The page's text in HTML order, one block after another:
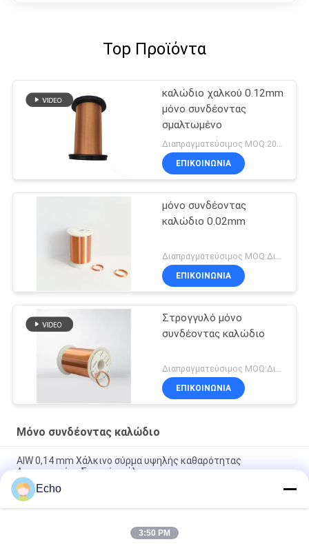
Top Προϊόντα
καλώδιο χαλκού 0.12mm
μόνο συνδέοντας
σμαλτωμένο
Διαπραγματεύσιμος MOQ:20 χιλιόγραμμο/χιλιόγραμμα
ΕΠΙΚΟΙΝΩΝΙΑ
μόνο συνδέοντας
καλώδιο 0.02mm
ΕΠΙΚΟΙΝΩΝΙΑ
Στρογγυλό μόνο
συνδέοντας καλώδιο
ΕΠΙΚΟΙΝΩΝΙΑ
Μόνο συνδέοντας καλώδιο
ΑΙW 0,14 mm Χάλκινο σύρμα υψηλής καθαρότητας
Απομονωμένο Στερεό σμάλτο
AIW220 0,14mm Ζεστός αέρας Εναμελισμένο χαλκό σύρμα για
ηλεκτρική
Διάμετρος 35 AWG Εναλλακτικό σύρμα χαλκού αυτοκόλλητο
Echo
3:50 PM